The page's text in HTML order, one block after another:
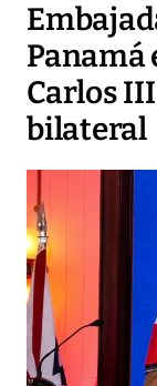
Panamá
Carlos
bilateral